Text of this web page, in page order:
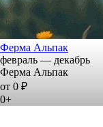
Ферма Альпак
февраль — декабрь
Ферма Альпак
от 0 ₽
0+